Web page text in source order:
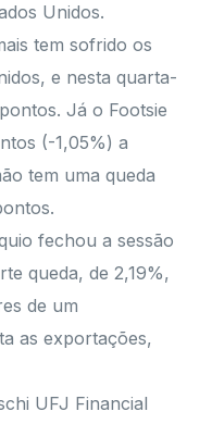
Unidos.
tem sofrido os
e nesta quarta-
Já o Footsie
(-1,05%) a
tem uma queda
fechou a sessão
queda, de 2,19%,
de um
as exportações,
UFJ Financial